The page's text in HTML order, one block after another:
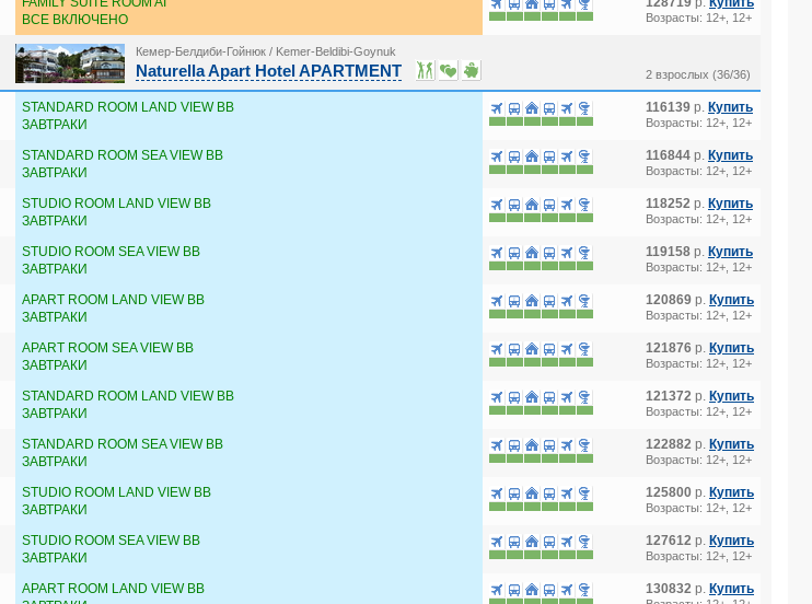
ВСЕ ВКЛЮЧЕНО
Возрасты: 12+, 12+
Кемер-Белдиби-Гойнюк / Kemer-Beldibi-Goynuk
Naturella Apart Hotel APARTMENT 2 взрослых (36/36)
STANDARD ROOM LAND VIEW BB
ЗАВТРАКИ
116139 р. Купить
Возрасты: 12+, 12+
STANDARD ROOM SEA VIEW BB
ЗАВТРАКИ
116844 р. Купить
Возрасты: 12+, 12+
STUDIO ROOM LAND VIEW BB
ЗАВТРАКИ
118252 р. Купить
Возрасты: 12+, 12+
STUDIO ROOM SEA VIEW BB
ЗАВТРАКИ
119158 р. Купить
Возрасты: 12+, 12+
APART ROOM LAND VIEW BB
ЗАВТРАКИ
120869 р. Купить
Возрасты: 12+, 12+
APART ROOM SEA VIEW BB
ЗАВТРАКИ
121876 р. Купить
Возрасты: 12+, 12+
STANDARD ROOM LAND VIEW BB
ЗАВТРАКИ
121372 р. Купить
Возрасты: 12+, 12+
STANDARD ROOM SEA VIEW BB
ЗАВТРАКИ
122882 р. Купить
Возрасты: 12+, 12+
STUDIO ROOM LAND VIEW BB
ЗАВТРАКИ
125800 р. Купить
Возрасты: 12+, 12+
STUDIO ROOM SEA VIEW BB
ЗАВТРАКИ
127612 р. Купить
Возрасты: 12+, 12+
APART ROOM LAND VIEW BB
130832 р. Купить